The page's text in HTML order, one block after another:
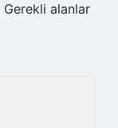
Gerekli alanlar